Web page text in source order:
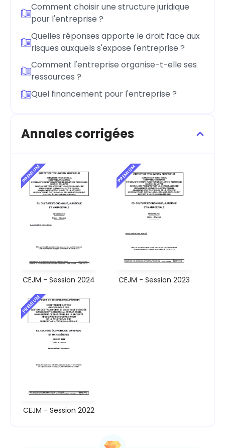
Comment choisir une structure juridique
pour l'entreprise ?
Quelles réponses apporte le droit face aux
risques auxquels s'expose l'entreprise ?
Comment l'entreprise organise-t-elle ses
ressources ?
Quel financement pour l'entreprise ?
Annales corrigées
PREMIUM
CEJM - Session 2024
PREMIUM
CEJM - Session 2023
PREMIUM
CEJM - Session 2022